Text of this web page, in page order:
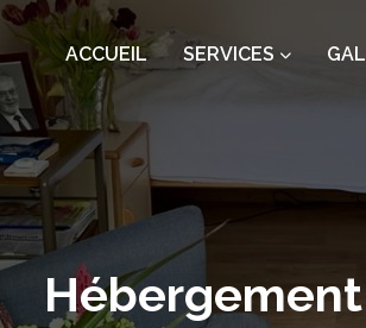
ACCUEIL SERVICES